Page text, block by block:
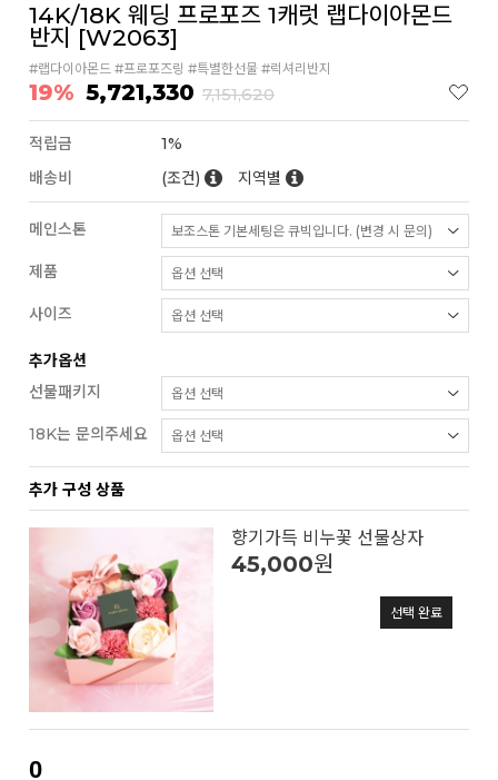
14K/18K 웨딩 프로포즈 1캐럿 랩다이아몬드
반지 [W2063]
#랩다이아몬드 #프로포즈링 #특별한선물 #럭셔리반지
19% 5,721,330 7,151,620
적립금
1%
배송비
(조건) 지역별
메인스톤
제품
사이즈
추가옵션
선물패키지
18K는 문의주세요
추가 구성 상품
향기가득 비누꽃 선물상자
45,000원
선택 완료
0